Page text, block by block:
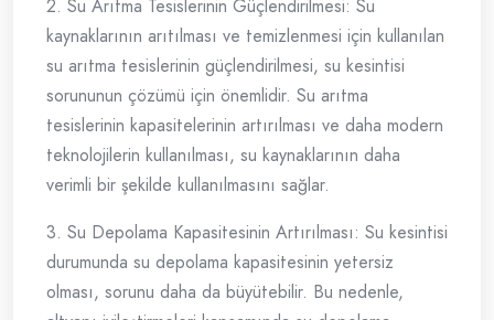
2. Su Arıtma Tesislerinin Güçlendirilmesi: Su
kaynaklarının arıtılması ve temizlenmesi için kullanılan
su arıtma tesislerinin güçlendirilmesi, su kesintisi
sorununun çözümü için önemlidir. Su arıtma
tesislerinin kapasitelerinin artırılması ve daha modern
teknolojilerin kullanılması, su kaynaklarının daha
verimli bir şekilde kullanılmasını sağlar.
3. Su Depolama Kapasitesinin Artırılması: Su kesintisi
durumunda su depolama kapasitesinin yetersiz
olması, sorunu daha da büyütebilir. Bu nedenle,